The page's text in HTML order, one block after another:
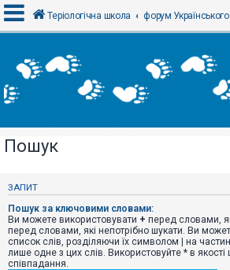
х
і
Р
с
р
а
ц
і
я
Теріологічна школа форум
Пошук
ЗАПИТ
Пошук за ключовими словами:
Ви можете використовувати + перед словами,
перед словами, які непотрібно шукати. Ви
список слів, розділяючи їх символом | на
лише одне з цих слів. Використовуйте * в
співпадання.